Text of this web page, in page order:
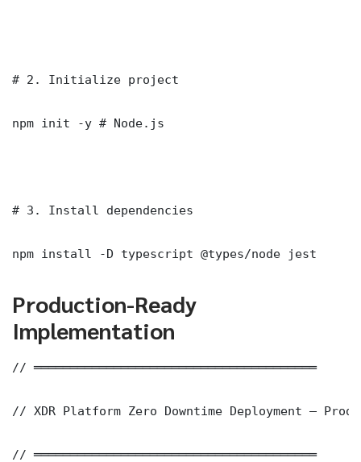
# 2. Initialize project
npm init -y # Node.js
# 3. Install dependencies
npm install -D typescript @types/node jest
Production-Ready
Implementation
// ═══════════════════════════════════════
// XDR Platform Zero Downtime Deployment —
// ═══════════════════════════════════════